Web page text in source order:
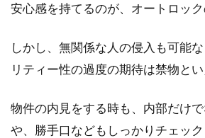
安心感を持てるのが、オートロック
しかし、無関係な人の侵入も可能
リティー性の過度の期待は禁物とい
物件の内見をする時も、内部だけ
や、勝手口などもしっかりチェッ